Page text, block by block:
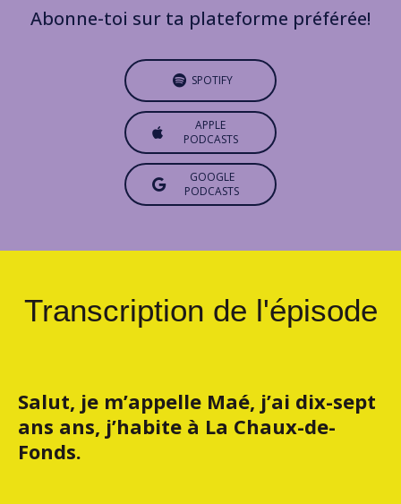
Abonne-toi sur ta plateforme préférée!
SPOTIFY
APPLE
PODCASTS
GOOGLE
PODCASTS
Transcription de l'épisode
Salut, je m’appelle Maé, j’ai dix-sept
ans ans, j’habite à La Chaux-de-
Fonds.